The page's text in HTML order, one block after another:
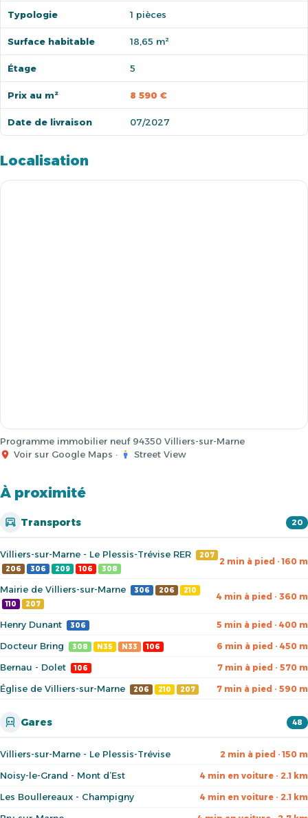
Typologie 1 pièces
Surface habitable 18,65 m²
Étage 5
Prix au m² 8 590 €
Date de livraison 07/2027
Localisation
Programme immobilier neuf 94350 Villiers-sur-Marne
Voir sur Google Maps · Street View
À proximité
Transports 20
Villiers-sur-Marne - Le Plessis-Trévise RER
207
206
306 209 106 308
2 min à pied · 160 m
Mairie de Villiers-sur-Marne 306 206
210
110
207
4 min à pied · 360 m
Henry Dunant 306 5 min à pied · 400 m
Docteur Bring 308 N35 N33 106 6 min à pied · 450 m
Bernau - Dolet 106 7 min à pied · 570 m
Église de Villiers-sur-Marne 206 210 207 7 min à pied · 590 m
Gares 48
Villiers-sur-Marne - Le Plessis-Trévise 2 min à pied · 150 m
Noisy-le-Grand - Mont d’Est 4 min en voiture · 2.1 km
Les Boullereaux - Champigny 4 min en voiture · 2.1 km